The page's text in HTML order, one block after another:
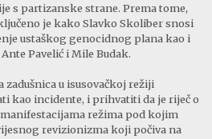
s partizanske strane. Prema tome,
je kako Slavko Skoliber snosi
ustaškog genocidnog plana kao i
Pavelić i Mile Budak.
zadušnica u isusovačkoj režiji
kao incidente, i prihvatiti da je riječ o
režima pod kojim
revizionizma koji počiva na